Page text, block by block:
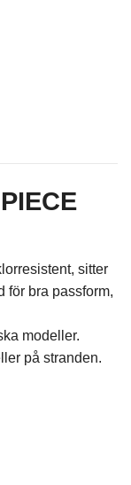
sitter
för bra passform,
modeller.
på stranden.